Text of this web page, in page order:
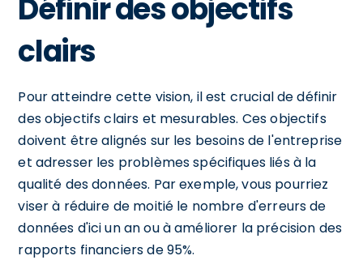
Définir des objectifs
clairs
Pour atteindre cette vision, il est crucial de définir
des objectifs clairs et mesurables. Ces objectifs
doivent être alignés sur les besoins de l'entreprise
et adresser les problèmes spécifiques liés à la
qualité des données. Par exemple, vous pourriez
viser à réduire de moitié le nombre d'erreurs de
données d'ici un an ou à améliorer la précision des
rapports financiers de 95%.